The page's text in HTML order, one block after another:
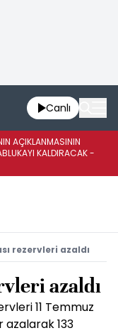
Canlı
AÇIKLANMASININ
KALDIRACAK -
rezervleri azaldı
azaldı
11 Temmuz
azalarak 133